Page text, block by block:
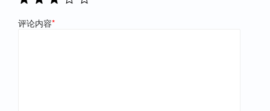
评论内容*